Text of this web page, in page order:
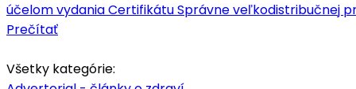
účelom vydania Certifikátu Správne veľkodistribučnej
Prečítať
Všetky kategórie: